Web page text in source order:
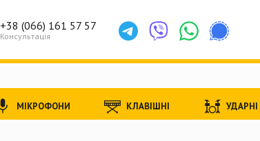
Консультація
+38 (066) 161 57 57
МІКРОФОНИ КЛАВІШНІ УДАРНІ